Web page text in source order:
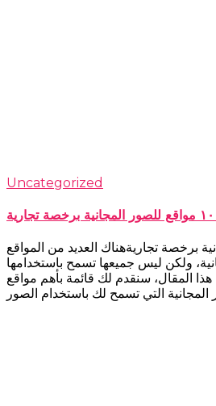
Uncategorized
برخصة تجاريةهناك العديد من المواقع
ولكن ليس جميعها تسمح باستخدامها
المقال، سنقدم لك قائمة بأهم مواقع
المجانية التي تسمح لك باستخدام الصور